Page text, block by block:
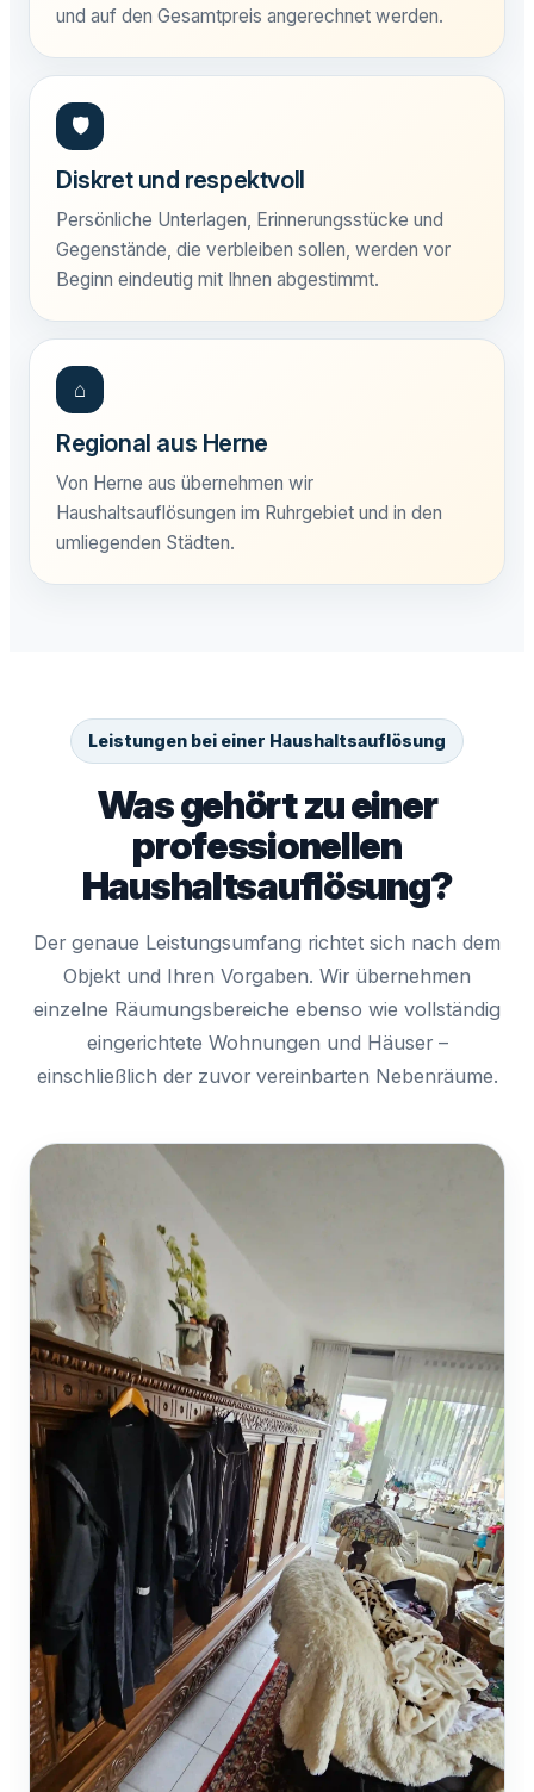
und auf den Gesamtpreis angerechnet werden.
🛡
Diskret und respektvoll
Persönliche Unterlagen, Erinnerungsstücke und
Gegenstände, die verbleiben sollen, werden vor
Beginn eindeutig mit Ihnen abgestimmt.
⌂
Regional aus Herne
Von Herne aus übernehmen wir
Haushaltsauflösungen im Ruhrgebiet und in den
umliegenden Städten.
Leistungen bei einer Haushaltsauflösung
Was gehört zu einer
professionellen
Haushaltsauflösung?
Der genaue Leistungsumfang richtet sich nach dem
Objekt und Ihren Vorgaben. Wir übernehmen
einzelne Räumungsbereiche ebenso wie vollständig
eingerichtete Wohnungen und Häuser –
einschließlich der zuvor vereinbarten Nebenräume.